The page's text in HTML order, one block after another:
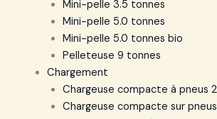
Mini-pelle 3.5 tonnes
Mini-pelle 5.0 tonnes
Mini-pelle 5.0 tonnes bio
Pelleteuse 9 tonnes
Chargement
Chargeuse compacte à pneus
Chargeuse compacte sur